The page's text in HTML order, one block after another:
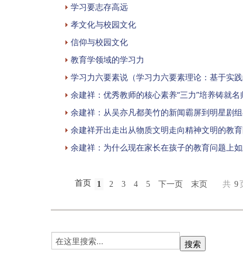
学习要志存高远
孝文化与校园文化
信仰与校园文化
教育学领域的学习力
学习力六要素说（学习力六要素理论：基于实践
余建祥：优秀教师的核心素养“三力”培养铸就名
余建祥：从吴亦凡都美竹的新闻霸屏到明星剧
余建祥开出走出从物质文明走向精神文明的教
余建祥：为什么现在家长在孩子的教育问题上
首页 1 2 3 4 5 下一页 末页 共 9